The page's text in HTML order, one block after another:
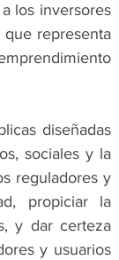
los inversores
representa
diseñadas
sociales y la
reguladores y
propiciar la
y dar certeza
y usuarios